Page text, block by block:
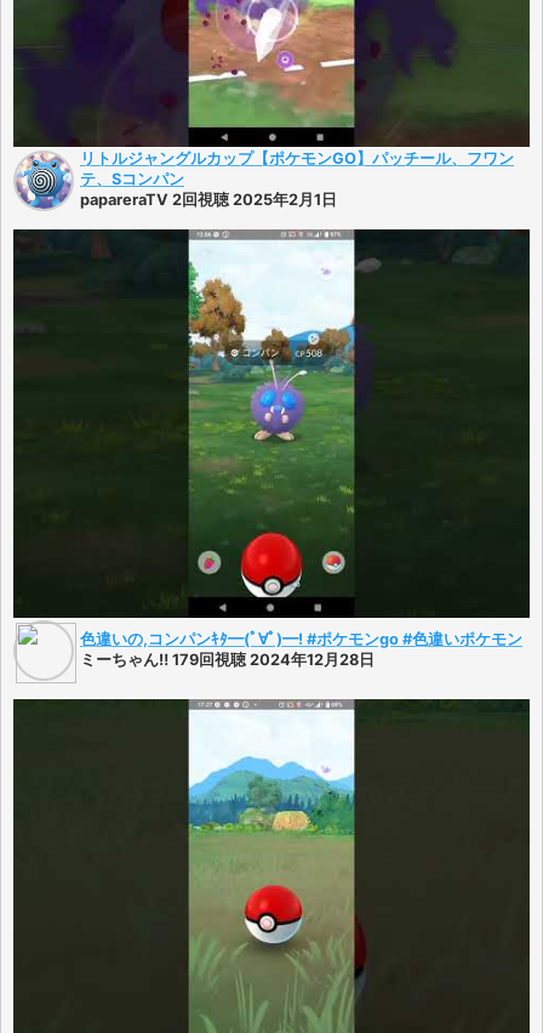
リトルジャングルカップ【ポケモンGO】パッチール、フワン
テ、Sコンパン
papareraTV 2回視聴 2025年2月1日
色違いの,コンパンｷﾀ━(ﾟ∀ﾟ)━! #ポケモンgo #色違いポケモン
ミーちゃん‼️ 179回視聴 2024年12月28日